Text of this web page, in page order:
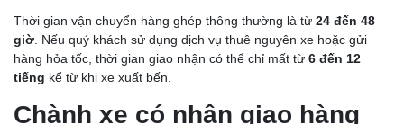
Thời gian vận chuyển hàng ghép thông thường là từ 24 đến 48
giờ . Nếu quý khách sử dụng dịch vụ thuê nguyên xe hoặc gửi
hàng hỏa tốc, thời gian giao nhận có thể chỉ mất từ 6 đến 12
tiếng kể từ khi xe xuất bến.
Chành xe có nhận giao hàng
CHÀNH XE VĨNH LONG: GIÁ CƯỚC RẺ, GIAO NHẬN